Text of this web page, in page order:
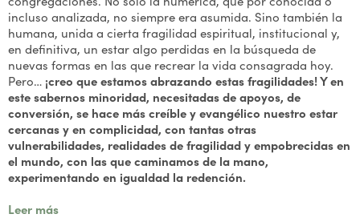
incluso analizada, no siempre era asumida. Sino también la
humana, unida a cierta fragilidad espiritual, institucional y,
en definitiva, un estar algo perdidas en la búsqueda de
nuevas formas en las que recrear la vida consagrada hoy.
Pero… ¡creo que estamos abrazando estas fragilidades! Y en
este sabernos minoridad, necesitadas de apoyos, de
conversión, se hace más creíble y evangélico nuestro estar
cercanas y en complicidad, con tantas otras
vulnerabilidades, realidades de fragilidad y empobrecidas en
el mundo, con las que caminamos de la mano,
experimentando en igualdad la redención.
Leer más